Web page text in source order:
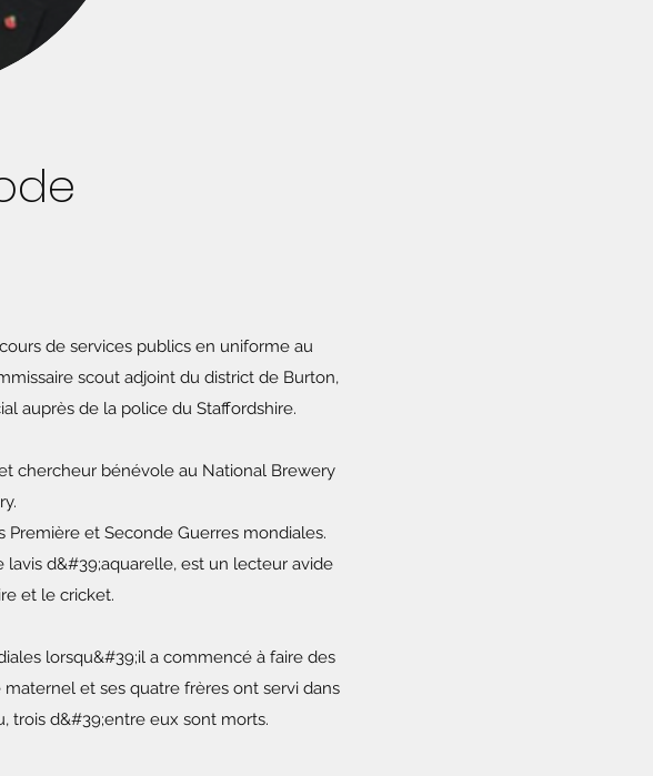
de services publics en uniforme au
scout adjoint du district de Burton,
auprès de la police du Staffordshire.
chercheur bénévole au National Brewery
et Seconde Guerres mondiales.
d&#39;aquarelle, est un lecteur avide
et le cricket.
lorsqu&#39;il a commencé à faire des
et ses quatre frères ont servi dans
trois d&#39;entre eux sont morts.